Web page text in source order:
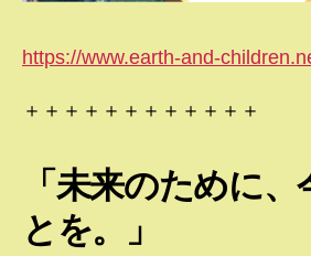
https://www.earth-and-
＋＋＋＋＋＋＋＋＋＋＋＋
「未来のために
とを。」